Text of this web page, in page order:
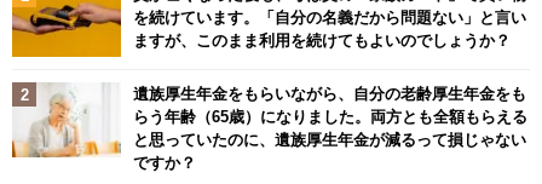
を続けています。「自分の名義だから問題ない」と言い
ますが、このまま利用を続けてもよいのでしょうか？
遺族厚生年金をもらいながら、自分の老齢厚生年金をも
らう年齢（65歳）になりました。両方とも全額もらえる
と思っていたのに、遺族厚生年金が減るって損じゃない
ですか？